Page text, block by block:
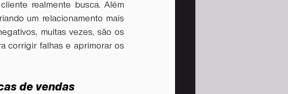
realmente busca. Além
um relacionamento mais
muitas vezes, são os
corrigir falhas e aprimorar os
de vendas